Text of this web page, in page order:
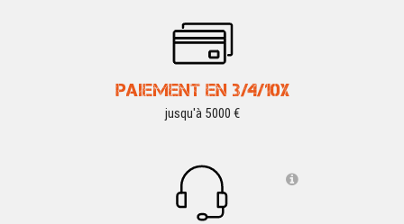
PAIEMENT EN 3/4/10X
jusqu'à 5000 €